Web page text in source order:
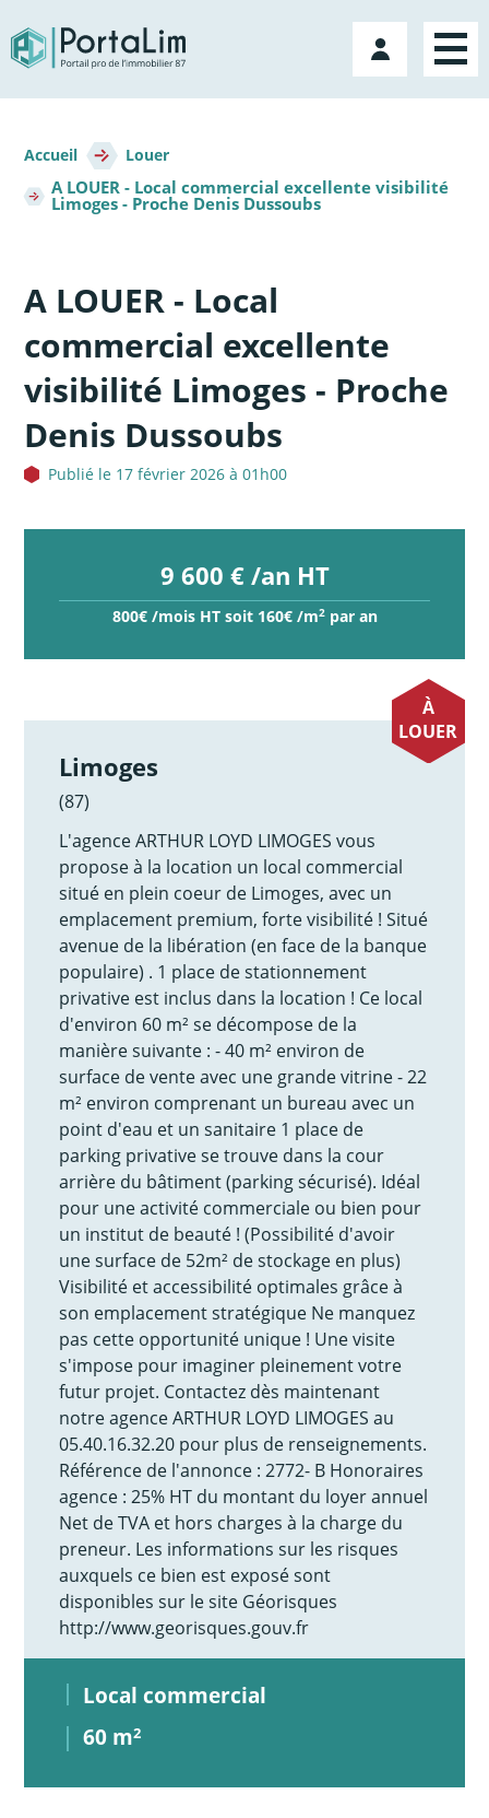
directement
au
contenu
Mon
compte
d'Ariane
Accueil Louer
A LOUER - Local commercial excellente visibilité
Limoges - Proche Denis Dussoubs
A LOUER - Local
commercial excellente
visibilité Limoges - Proche
Denis Dussoubs
Publié le 17 février 2026 à 01h00
9 600 € /an HT
800€ /mois HT soit 160€ /m2par an
À
LOUER
Limoges
(87)
L'agence ARTHUR LOYD LIMOGES vous
propose à la location un local commercial
situé en plein coeur de Limoges, avec un
emplacement premium, forte visibilité ! Situé
avenue de la libération (en face de la banque
populaire) . 1 place de stationnement
privative est inclus dans la location ! Ce local
d'environ 60 m² se décompose de la
manière suivante : - 40 m² environ de
surface de vente avec une grande vitrine - 22
m² environ comprenant un bureau avec un
point d'eau et un sanitaire 1 place de
parking privative se trouve dans la cour
arrière du bâtiment (parking sécurisé). Idéal
pour une activité commerciale ou bien pour
un institut de beauté ! (Possibilité d'avoir
une surface de 52m² de stockage en plus)
Visibilité et accessibilité optimales grâce à
son emplacement stratégique Ne manquez
pas cette opportunité unique ! Une visite
s'impose pour imaginer pleinement votre
futur projet. Contactez dès maintenant
notre agence ARTHUR LOYD LIMOGES au
05.40.16.32.20 pour plus de renseignements.
Référence de l'annonce : 2772- B Honoraires
agence : 25% HT du montant du loyer annuel
Net de TVA et hors charges à la charge du
preneur. Les informations sur les risques
auxquels ce bien est exposé sont
disponibles sur le site Géorisques
http://www.georisques.gouv.fr
Local commercial
60 m2